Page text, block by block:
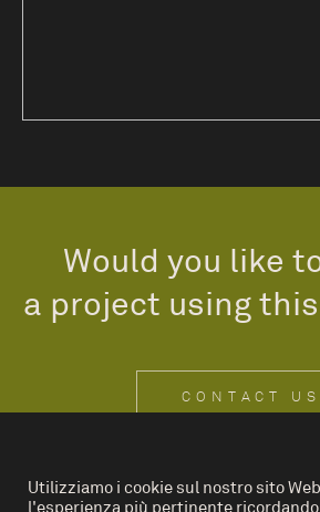
Would you like
a project using
CONTACT US
IT EN
Utilizziamo i cookie sul nostro sito